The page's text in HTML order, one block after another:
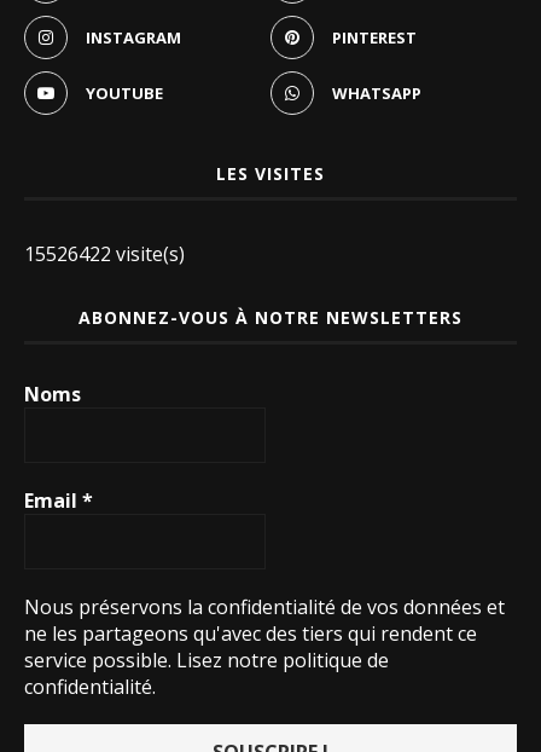
INSTAGRAM PINTEREST
YOUTUBE WHATSAPP
LES VISITES
15526422 visite(s)
ABONNEZ-VOUS À NOTRE NEWSLETTERS
Noms
Email *
Nous préservons la confidentialité de vos données et
ne les partageons qu'avec des tiers qui rendent ce
service possible. Lisez notre politique de
confidentialité.